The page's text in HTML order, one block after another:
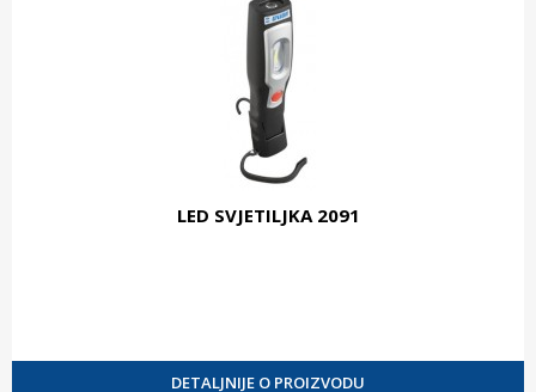
LED SVJETILJKA 2091
DETALJNIJE O PROIZVODU